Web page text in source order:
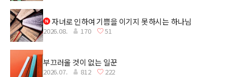
자녀로 인하여 기쁨을 이기지 못하시는 하나님
2026.08. 170 51
부끄러울 것이 없는 일꾼
2026.07. 812 222